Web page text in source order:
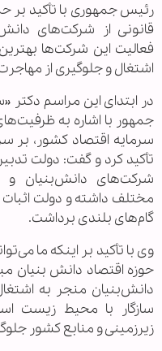
رئیس جمهوری با تأکید بر
قانونی از شرکت‌های
فعالیت این شرکت‌ها
اشتغال و جلوگیری از
در ابتدای این مراسم دکتر
جمهور با اشاره به
سرمایه اقتصاد کشور، بر
تأکید کرد و گفت: دولت
شرکت‌های دانش‌بنیان و
مختلف داشته و دولت
گام‌های بلندی برداشت.
وی با تأکید بر اینکه ما
حوزه اقتصاد دانش بنیان
دانش‌بنیان منجر به
سازگار با محیط زیست
زیرزمینی و منابع کشور